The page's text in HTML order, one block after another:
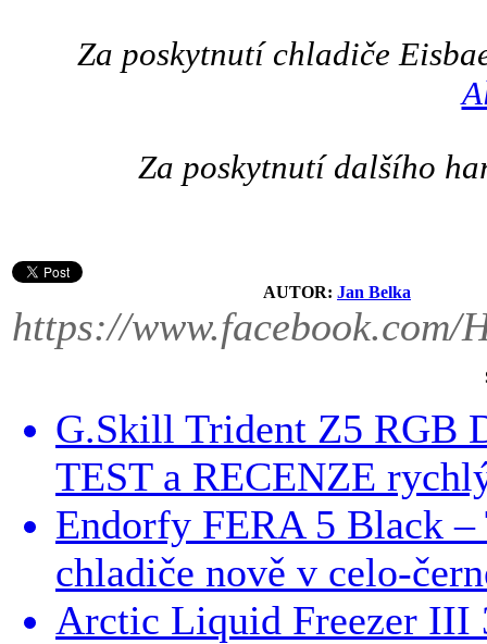
Za poskytnutí chladiče
Za poskytnutí dalšího
AUTOR: Jan Belka
https://www.facebook.com/
G.Skill Trident Z5 RGB
TEST a RECENZE
Endorfy FERA 5 Black
chladiče nově v celo-
Arctic Liquid Freezer III